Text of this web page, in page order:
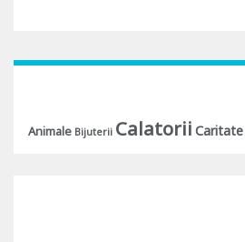
Animale Bijuterii Calatorii Caritate